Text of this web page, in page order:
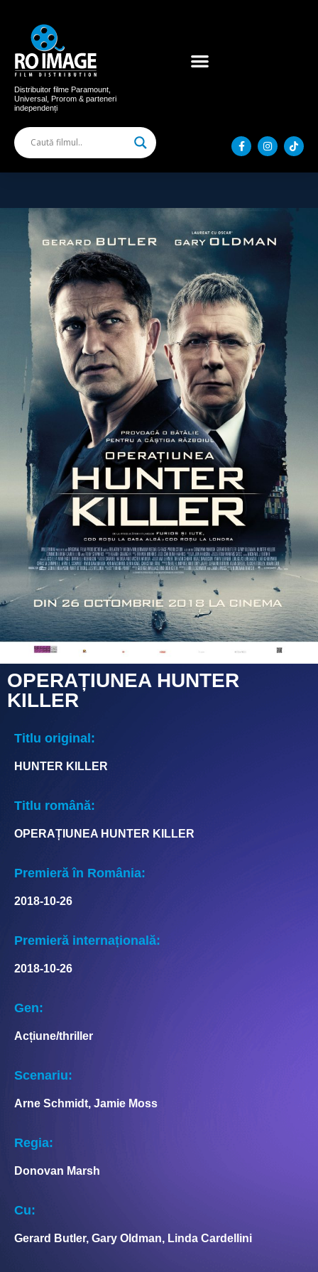
Distribuitor filme Paramount,
Universal, Prorom & parteneri
independenți
OPERAȚIUNEA HUNTER
KILLER
Titlu original:
HUNTER KILLER
Titlu română:
OPERAȚIUNEA HUNTER KILLER
Premieră în România:
2018-10-26
Premieră internațională:
2018-10-26
Gen:
Acțiune/thriller
Scenariu:
Arne Schmidt, Jamie Moss
Regia:
Donovan Marsh
Cu:
Gerard Butler, Gary Oldman, Linda Cardellini